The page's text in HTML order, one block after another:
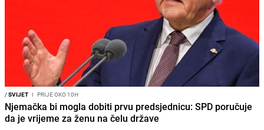
/SVIJET I PRIJE OKO 10H
Njemačka bi mogla dobiti prvu predsjednicu: SPD poručuje
da je vrijeme za ženu na čelu države